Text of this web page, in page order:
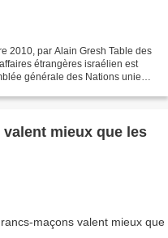
2010, par Alain Gresh Table des
étrangères israélien est
générale des Nations unies (
mieux que les